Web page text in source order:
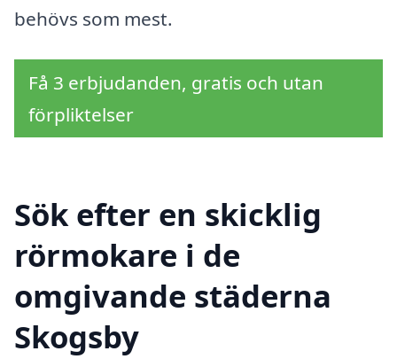
behövs som mest.
Få 3 erbjudanden, gratis och utan
förpliktelser
Sök efter en skicklig
rörmokare i de
omgivande städerna
Skogsby